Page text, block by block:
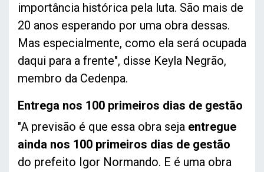
importância histórica pela luta. São mais de
20 anos esperando por uma obra dessas.
Mas especialmente, como ela será ocupada
daqui para a frente", disse Keyla Negrão,
membro da Cedenpa.
Entrega nos 100 primeiros dias de gestão
"A previsão é que essa obra seja entregue
ainda nos 100 primeiros dias de gestão
do prefeito Igor Normando. E é uma obra